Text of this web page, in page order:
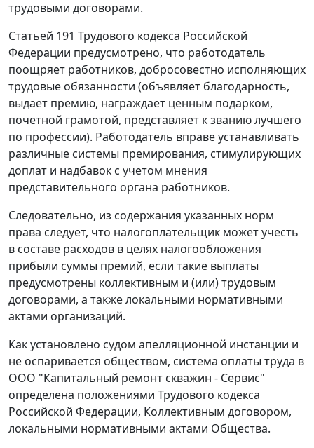
трудовыми договорами.
Статьей 191 Трудового кодекса Российской
Федерации предусмотрено, что работодатель
поощряет работников, добросовестно исполняющих
трудовые обязанности (объявляет благодарность,
выдает премию, награждает ценным подарком,
почетной грамотой, представляет к званию лучшего
по профессии). Работодатель вправе устанавливать
различные системы премирования, стимулирующих
доплат и надбавок с учетом мнения
представительного органа работников.
Следовательно, из содержания указанных норм
права следует, что налогоплательщик может учесть
в составе расходов в целях налогообложения
прибыли суммы премий, если такие выплаты
предусмотрены коллективным и (или) трудовым
договорами, а также локальными нормативными
актами организаций.
Как установлено судом апелляционной инстанции и
не оспаривается обществом, система оплаты труда в
ООО "Капитальный ремонт скважин - Сервис"
определена положениями Трудового кодекса
Российской Федерации, Коллективным договором,
локальными нормативными актами Общества.